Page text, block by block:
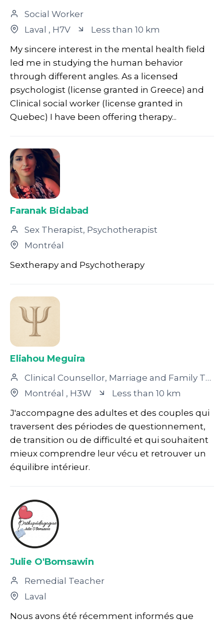
Social Worker
Laval , H7V
Less than 10 km
My sincere interest in the mental health field
led me in studying the human behavior
through different angles. As a licensed
psychologist (license granted in Greece) and
Clinical social worker (license granted in
Quebec) I have been offering therapy...
Faranak Bidabad
Sex Therapist, Psychotherapist
Montréal
Sextherapy and Psychotherapy
Eliahou Meguira
Clinical Counsellor, Marriage and Family Therapist
Montréal , H3W
Less than 10 km
J'accompagne des adultes et des couples qui
traversent des périodes de questionnement,
de transition ou de difficulté et qui souhaitent
mieux comprendre leur vécu et retrouver un
équilibre intérieur.
Julie O'Bomsawin
Remedial Teacher
Laval
Nous avons été récemment informés que